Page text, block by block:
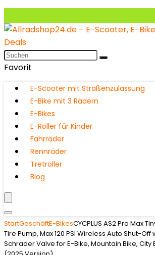
Favorit
E-Scooter mit Straßenzulassung
E-Bike mit 3 Rädern
E-Bikes
E-Roller für Kinder
Fahrräder
Rennräder
Tretroller
Blog
StartGeschäftE-BikesCYCPLUS AS2 Pro Max
Tire Pump, Max 120 PSI Wireless Auto Shut-
Schrader Valve for E-Bike, Mountain Bike, City